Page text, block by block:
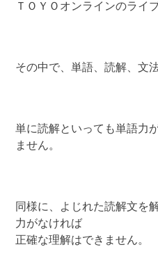
ＴＯＹＯオンラインのライ
その中で、単語、読解、文
単に読解といっても単語力
ません。
同様に、よじれた読解文を
力がなければ
正確な理解はできません。